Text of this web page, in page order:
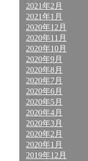
2021年2月
2021年1月
2020年12月
2020年11月
2020年10月
2020年9月
2020年8月
2020年7月
2020年6月
2020年5月
2020年4月
2020年3月
2020年2月
2020年1月
2019年12月